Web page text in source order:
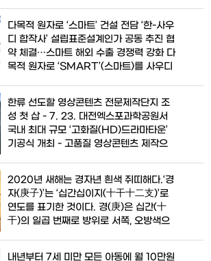
메추리알, 열무김
크는 치료백신이 나오기 전까지 코로나19
로부터 나를 지켜주고 내 주변을 지켜줄 수
있는 가장 확실한 방법이기에, 무더운 날씨
속에서 좀 느슨해 질 수 있는 마스크
다목적 원자로 ‘스마트’ 건설 전담 ‘한-사우
디 합작사’ 설립표준설계인가 공동 추진 협
약 체결…스마트 해외 수출 경쟁력 강화 다
목적 원자로 ‘SMART’(스마트)를 사우디
다.과학기술정보통신부는 한국원자력연구
원(이하 원자력연)과 사우디 왕립 원자력·
신재생에너지원(이하 K.A.CARE)이 한-
사우디 합작사 ‘SMART EPC’를 설립하
고, SMAR
한류 선도할 영상콘텐츠 전문제작단지 조
성 첫 삽 - 7. 23. 대전엑스포과학공원서
국내 최대 규모 ‘고화질(HD)드라마타운’
기공식 개최 - 고품질 영상콘텐츠 제작으
(HD)드라마타운’ 조성이 본격화된다. 문
화체육관광부(장관 김종덕, 이하 문체부)와
대전광역시(시장 권선택), 한국콘텐츠진흥
원(원장 송성각)은 7월 23일(목) 대전엑스
포
2020년 새해는 경자년 흰색 쥐띠해다.‘경
자(庚子)’는 ‘십간십이지(十干十二支)’로
연도를 표기한 것이다. 경(庚)은 십간(十
干)의 일곱 번째로 방위로 서쪽, 오방색으
내년부터 7세 미만 모든 아동에 월 10만원